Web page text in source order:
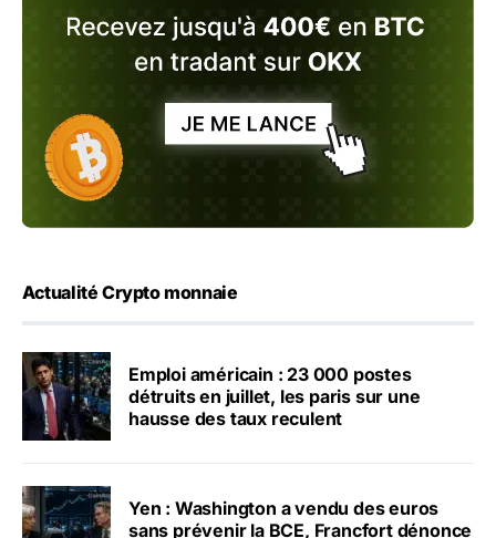
Actualité Crypto monnaie
Emploi américain : 23 000 postes
détruits en juillet, les paris sur une
hausse des taux reculent
Yen : Washington a vendu des euros
sans prévenir la BCE, Francfort dénonce